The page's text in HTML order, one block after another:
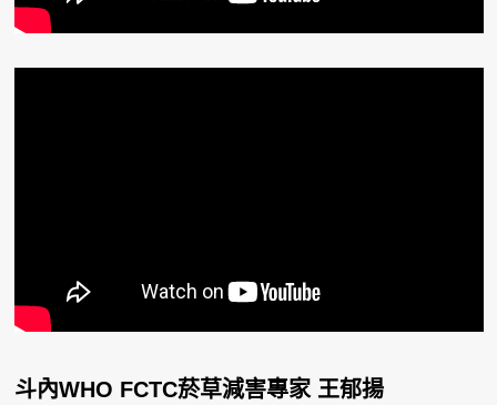
斗內WHO FCTC菸草減害專家 王郁揚